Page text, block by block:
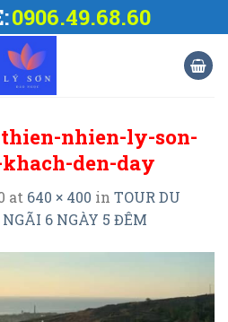
0906.49.68.60
nhien-ly-son-
den-day
at 640 × 400 in TOUR DU
6 NGÀY 5 ĐÊM